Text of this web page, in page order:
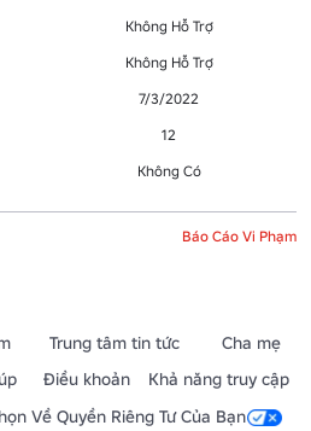
Không Hỗ Trợ
Không Hỗ Trợ
7/3/2022
12
Không Có
Báo Cáo Vi Phạm
Trung tâm tin tức
Cha mẹ
Điều khoản
Khả năng truy cập
Về Quyền Riêng Tư Của Bạn